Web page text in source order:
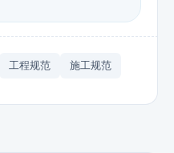
工程规范 施工规范